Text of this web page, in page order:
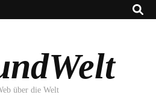
über die Welt